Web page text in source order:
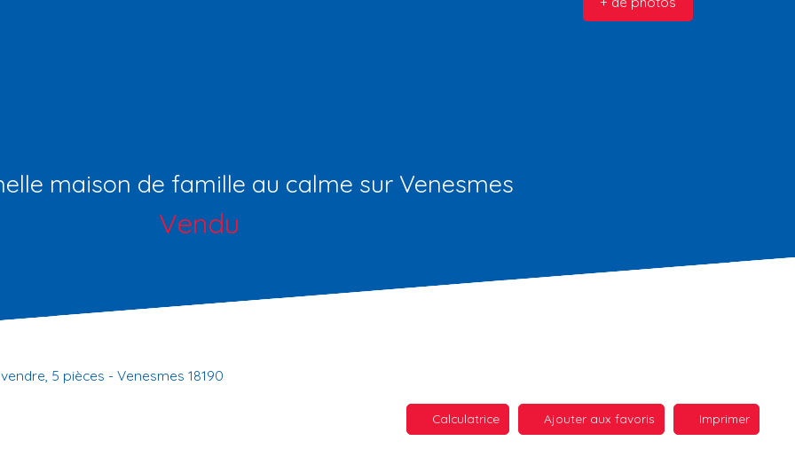
maison de famille au calme sur Venesmes
Vendu
5 pièces - Venesmes 18190
Calculatrice Ajouter aux favoris Imprimer